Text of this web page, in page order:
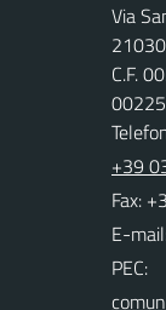
Via
C.F.
+39
Fax:
E-
PEC: